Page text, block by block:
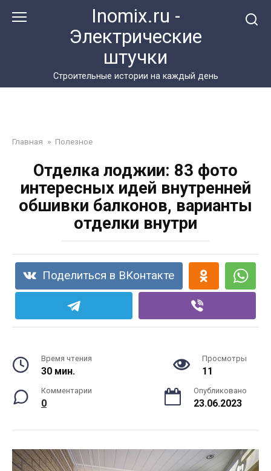
Inomix.ru -
Электрические
штучки
Cтроительные истории на каждый день
Главная » Полезное
Отделка лоджии: 83 фото
интересных идей внутренней
обшивки балконов, варианты
отделки внутри
Поделиться в ВКонтакте
Время чтения
30 мин.
Просмотры
11
Комментарии
0
Опубликовано
23.06.2023